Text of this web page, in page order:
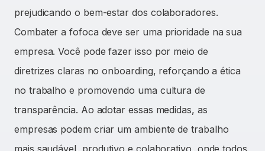
prejudicando o bem-estar dos colaboradores.
Combater a fofoca deve ser uma prioridade na sua
empresa. Você pode fazer isso por meio de
diretrizes claras no onboarding, reforçando a ética
no trabalho e promovendo uma cultura de
transparência. Ao adotar essas medidas, as
empresas podem criar um ambiente de trabalho